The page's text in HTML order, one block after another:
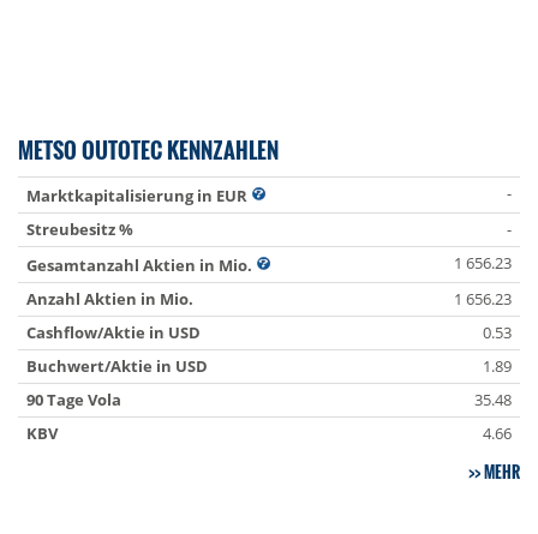
METSO OUTOTEC KENNZAHLEN
Marktkapitalisierung in EUR
-
Streubesitz %
-
Gesamtanzahl Aktien in Mio.
1 656.23
Anzahl Aktien in Mio.
1 656.23
Cashflow/Aktie in USD
0.53
Buchwert/Aktie in USD
1.89
90 Tage Vola
35.48
KBV
4.66
MEHR